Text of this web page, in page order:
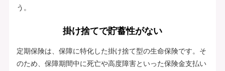
う。
掛け捨てで貯蓄性がない
定期保険は、保障に特化した掛け捨て型の生命保険です。そ
のため、保障期間中に死亡や高度障害といった保険金支払い